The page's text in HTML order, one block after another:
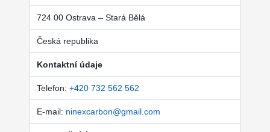
724 00 Ostrava – Stará Bělá
Česká republika
Kontaktní údaje
Telefon: +420 732 562 562
E-mail: ninexcarbon@gmail.com